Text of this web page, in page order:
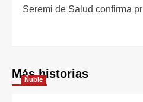
Seremi de Salud confirma
Más historias
Ñuble